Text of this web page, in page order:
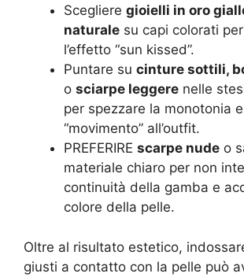
Scegliere gioielli in oro
naturale su capi colorati
l’effetto “sun kissed”.
Puntare su cinture sottili,
o sciarpe leggere nelle
per spezzare la monotonia
“movimento” all’outfit.
PREFERIRE scarpe nude o
materiale chiaro per non
continuità della gamba e
colore della pelle.
Oltre al risultato estetico,
giusti a contatto con la pelle può